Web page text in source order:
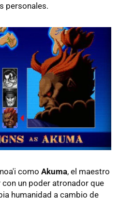
personales.
como Akuma, el maestro
con un poder atronador que
humanidad a cambio de